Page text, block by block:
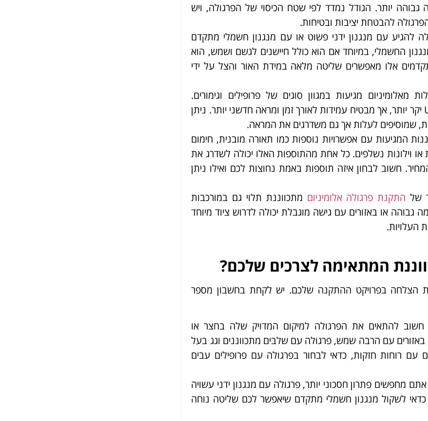
גבוהה יותר. הגודל נמדד לפי שטח הכיסוי של הפרגולה, ויש
להבטחת יציבות ובטיחות.
להגיע עם מנגנון ידני פשוט או עם מנגנון חשמלי מתקדם
החשמלי, במיוחד אם הוא כולל חיישנים לגשם ושמש, הוא
אלו מאפשרים שליטה מלאה במידת האור והצל על ידי
מאלומיניום מגיעות במגוון סוגים של פרופילים וגימורים.
אלומיניום איכותי ועמיד בפני קורוזיה או קרינת UV יקר יותר, אך מבטיח עמידות לאורך זמן ומראה חדשני יותר. ניתן
שמוסיפים לעלות אך גם משדרגים את המראה.
המגיעות עם אפשרויות נוספות כמו תאורה מובנית, חימום
או וילונות נשלפים. כל אחת מהתוספות האלו יכולה לשדרג את
חשוב לבחון איזה תוספות באמת נחוצות לכם ואילו ניתן
של התקנת פרגולה אלומיניום מתכווננת תלוי גם במורכבות
או באזורים עם גישה מוגבלת יכולה לדרוש ציוד מיוחד
העלויות.
המתאימה לצרכים שלכם?
הצלחה בפרויקט ההתקנה שלכם. יש לקחת בחשבון מספר
חשוב להתאים את הפרגולה למיקום המדויק שלה בחצר או
עם הרבה שמש, פרגולה עם שלבים מתכווננים וגג בעל
עם רוחות חזקות, כדאי לבחור בפרגולה עם פרופילים עבים
מחפשים פתרון חסכוני יותר, פרגולה עם מנגנון ידני עשויה
לשקול מנגנון חשמלי מתקדם שיאפשר לכם שליטה נוחה